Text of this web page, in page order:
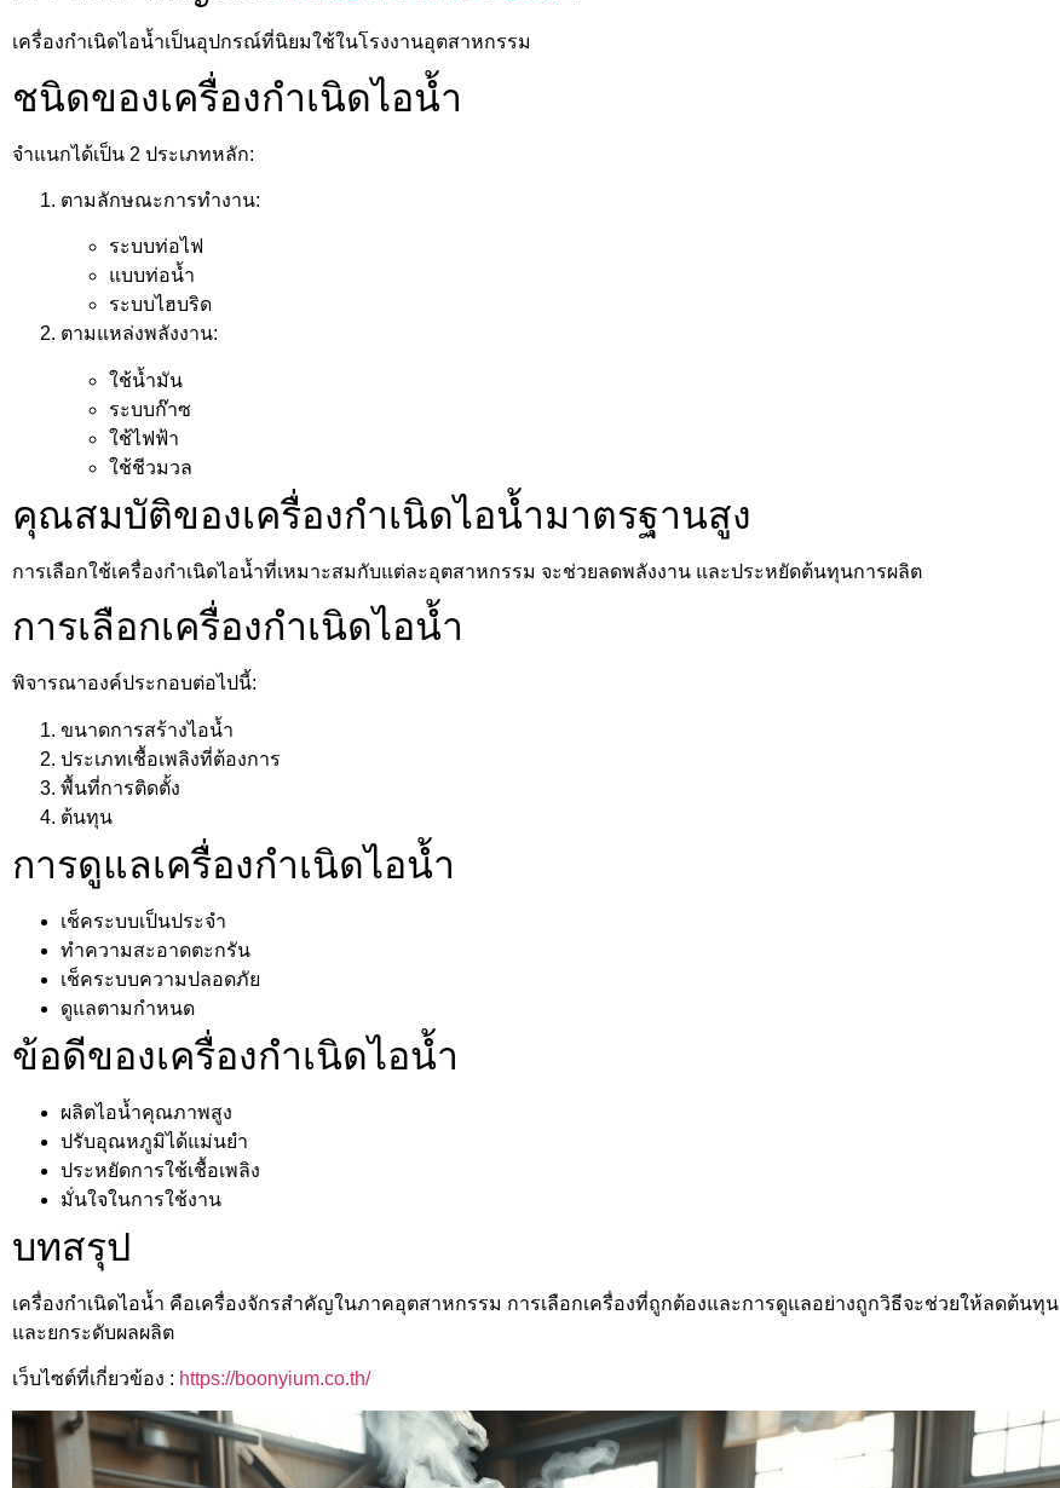
เครื่องกำเนิดไอน้ำเป็นอุปกรณ์ที่นิยมใช้ในโรงงานอุตสาหกรรม
ชนิดของเครื่องกำเนิดไอน้ำ
จำแนกได้เป็น 2 ประเภทหลัก:
ตามลักษณะการทำงาน:
ระบบท่อไฟ
แบบท่อน้ำ
ระบบไฮบริด
ตามแหล่งพลังงาน:
ใช้น้ำมัน
ระบบก๊าซ
ใช้ไฟฟ้า
ใช้ชีวมวล
คุณสมบัติของเครื่องกำเนิดไอน้ำมาตรฐานสูง
การเลือกใช้เครื่องกำเนิดไอน้ำที่เหมาะสมกับแต่ละอุตสาหกรรม จะช่วยลดพลังงาน และประหยัดต้นทุนการผลิต
การเลือกเครื่องกำเนิดไอน้ำ
พิจารณาองค์ประกอบต่อไปนี้:
ขนาดการสร้างไอน้ำ
ประเภทเชื้อเพลิงที่ต้องการ
พื้นที่การติดตั้ง
ต้นทุน
การดูแลเครื่องกำเนิดไอน้ำ
เช็คระบบเป็นประจำ
ทำความสะอาดตะกรัน
เช็คระบบความปลอดภัย
ดูแลตามกำหนด
ข้อดีของเครื่องกำเนิดไอน้ำ
ผลิตไอน้ำคุณภาพสูง
ปรับอุณหภูมิได้แม่นยำ
ประหยัดการใช้เชื้อเพลิง
มั่นใจในการใช้งาน
บทสรุป
เครื่องกำเนิดไอน้ำ คือเครื่องจักรสำคัญในภาคอุตสาหกรรม การเลือกเครื่องที่ถูกต้องและการดูแลอย่างถูกวิธีจะช่วยให้ลดต้นทุน
และยกระดับผลผลิต
เว็บไซต์ที่เกี่ยวข้อง : https://boonyium.co.th/